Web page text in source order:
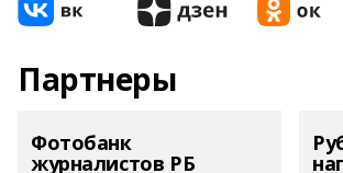
Партнеры
Фотобанк
журналистов РБ